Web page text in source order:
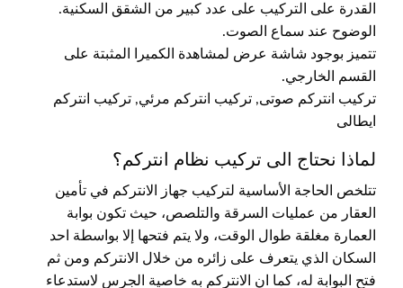
القدرة على التركيب على عدد كبير من الشقق السكنية.
الوضوح عند سماع الصوت.
تتميز بوجود شاشة عرض لمشاهدة الكميرا المثبتة على
القسم الخارجي.
تركيب انتركم صوتى, تركيب انتركم مرئي, تركيب انتركم
ايطالى
لماذا نحتاج الى تركيب نظام انتركم؟
تتلخص الحاجة الأساسية لتركيب جهاز الانتركم في تأمين
العقار من عمليات السرقة والتلصص، حيث تكون بوابة
العمارة مغلقة طوال الوقت، ولا يتم فتحها إلا بواسطة احد
السكان الذي يتعرف على زائره من خلال الانتركم ومن ثم
فتح البوابة له، كما ان الانتركم به خاصية الجرس لاستدعاء